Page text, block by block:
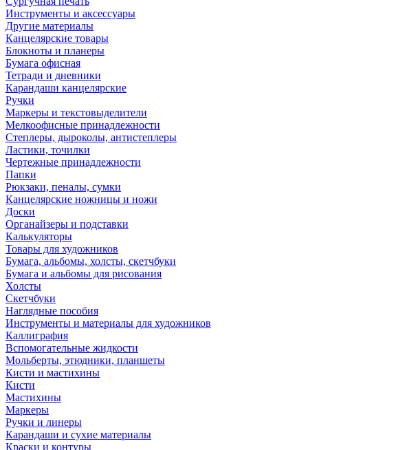
Инструменты и аксессуары
Другие материалы
Канцелярские товары
Блокноты и планеры
Бумага офисная
Тетради и дневники
Карандаши канцелярские
Ручки
Маркеры и текстовыделители
Мелкоофисные принадлежности
Степлеры, дыроколы, антистеплеры
Ластики, точилки
Чертежные принадлежности
Папки
Рюкзаки, пеналы, сумки
Канцелярские ножницы и ножи
Доски
Органайзеры и подставки
Калькуляторы
Товары для художников
Бумага, альбомы, холсты, скетчбуки
Бумага и альбомы для рисования
Холсты
Скетчбуки
Наглядные пособия
Инструменты и материалы для художников
Каллиграфия
Вспомогательные жидкости
Мольберты, этюдники, планшеты
Кисти и мастихины
Кисти
Мастихины
Маркеры
Ручки и линеры
Карандаши и сухие материалы
Краски и контуры